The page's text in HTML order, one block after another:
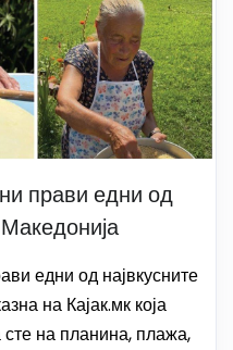
прави едни од
Македонија
едни од највкусните
на Кајак.мк која
сте на планина, плажа,